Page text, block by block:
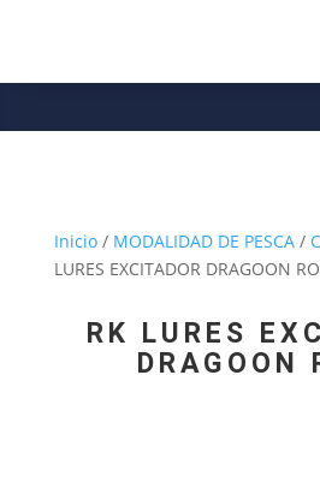
Inicio/ MODALIDAD DE PESCA/
LURES EXCITADOR DRAGOON
RK LURES
DRAGOON